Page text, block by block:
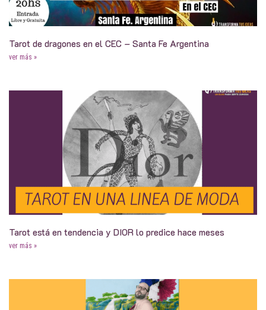
Tarot de dragones en el CEC – Santa Fe Argentina
ver más »
Tarot está en tendencia y DIOR lo predice hace meses
ver más »